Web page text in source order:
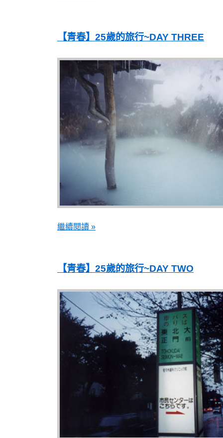
【青春】25歲的旅行~DAY THREE
繼續閱讀 »
【青春】25歲的旅行~DAY TWO